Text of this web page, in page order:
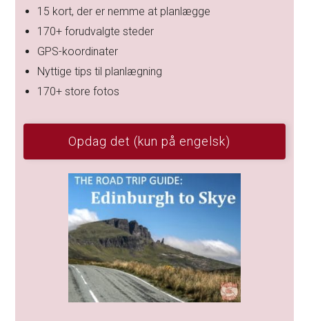
15 kort, der er nemme at planlægge
170+ forudvalgte steder
GPS-koordinater
Nyttige tips til planlægning
170+ store fotos
Opdag det (kun på engelsk)